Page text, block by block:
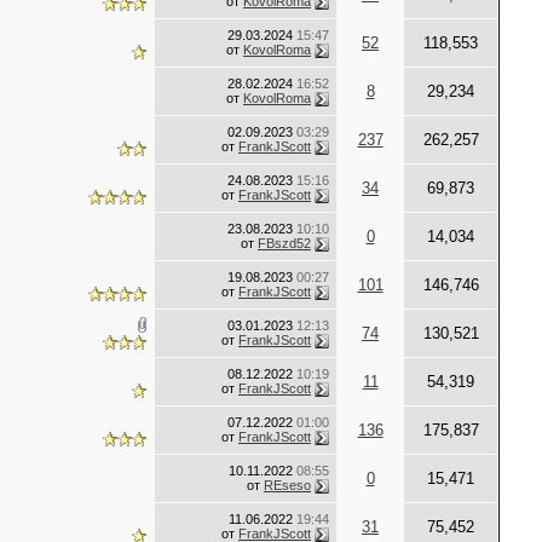
29.03.2024 15:47
от KovolRoma 52 118,553
28.02.2024 16:52
от KovolRoma 8 29,234
02.09.2023 03:29
от FrankJScott 237 262,257
24.08.2023 15:16
от FrankJScott 34 69,873
23.08.2023 10:10
от FBszd52 0 14,034
19.08.2023 00:27
от FrankJScott 101 146,746
03.01.2023 12:13
от FrankJScott 74 130,521
08.12.2022 10:19
от FrankJScott 11 54,319
07.12.2022 01:00
от FrankJScott 136 175,837
10.11.2022 08:55
от REseso 0 15,471
11.06.2022 19:44
от FrankJScott 31 75,452